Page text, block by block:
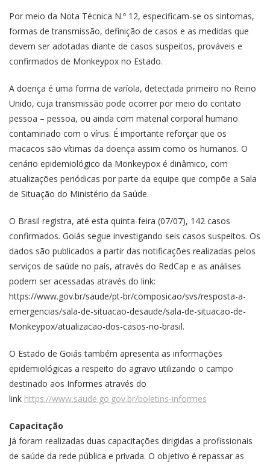
Por meio da Nota Técnica N.º 12, especificam-se os sintomas,
formas de transmissão, definição de casos e as medidas que
devem ser adotadas diante de casos suspeitos, prováveis e
confirmados de Monkeypox no Estado.
A doença é uma forma de varíola, detectada primeiro no Reino
Unido, cuja transmissão pode ocorrer por meio do contato
pessoa – pessoa, ou ainda com material corporal humano
contaminado com o vírus. É importante reforçar que os
macacos são vítimas da doença assim como os humanos. O
cenário epidemiológico da Monkeypox é dinâmico, com
atualizações periódicas por parte da equipe que compõe a Sala
de Situação do Ministério da Saúde.
O Brasil registra, até esta quinta-feira (07/07), 142 casos
confirmados. Goiás segue investigando seis casos suspeitos. Os
dados são publicados a partir das notificações realizadas pelos
serviços de saúde no país, através do RedCap e as análises
podem ser acessadas através do link:
https://www.gov.br/saude/pt-br/composicao/svs/resposta-a-
emergencias/sala-de-situacao-desaude/sala-de-situacao-de-
Monkeypox/atualizacao-dos-casos-no-brasil.
O Estado de Goiás também apresenta as informações
epidemiológicas a respeito do agravo utilizando o campo
destinado aos Informes através do
link https://www.saude.go.gov.br/boletins-informes
Capacitação
Já foram realizadas duas capacitações dirigidas a profissionais
de saúde da rede pública e privada. O objetivo é repassar as